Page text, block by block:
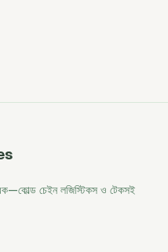
চেইন লজিস্টিকস ও টেকসই